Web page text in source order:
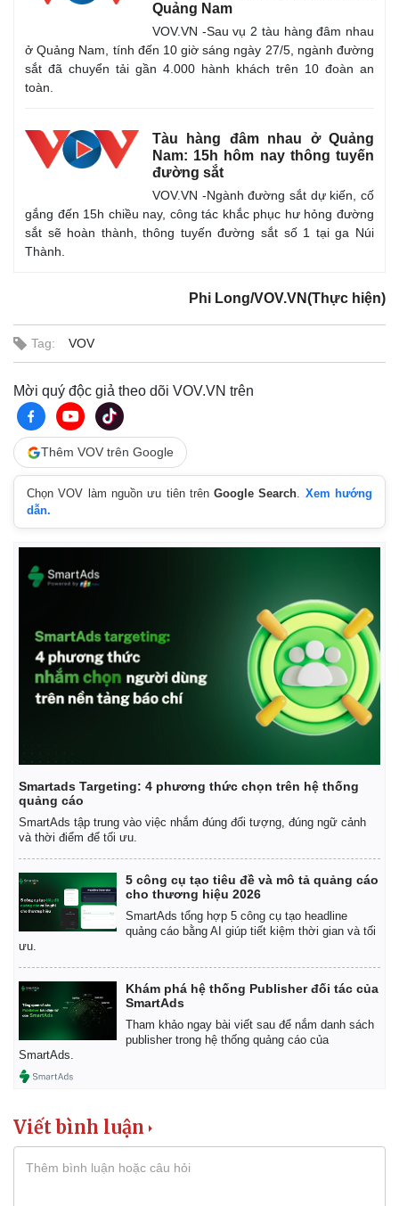
Tư vấn luật
Vũ khí
Việt Nam
Phân tích
Quảng Nam
VOV.VN -Sau vụ 2 tàu hàng đâm nhau
ở Quảng Nam, tính đến 10 giờ sáng ngày 27/5, ngành đường
sắt đã chuyển tải gần 4.000 hành khách trên 10 đoàn an
toàn.
Tàu hàng đâm nhau ở Quảng
Nam: 15h hôm nay thông tuyến
đường sắt
VOV.VN -Ngành đường sắt dự kiến, cố
gắng đến 15h chiều nay, công tác khắc phục hư hỏng đường
sắt sẽ hoàn thành, thông tuyến đường sắt số 1 tại ga Núi
Thành.
Phi Long/VOV.VN(Thực hiện)
Tag: VOV
Mời quý độc giả theo dõi VOV.VN trên
Thêm VOV trên Google
Chọn VOV làm nguồn ưu tiên trênGoogle Search. Xem hướng
dẫn.
Smartads Targeting: 4 phương thức chọn trên hệ thống
quảng cáo
SmartAds tập trung vào việc nhắm đúng đối tượng, đúng ngữ cảnh
và thời điểm để tối ưu.
5 công cụ tạo tiêu đề và mô tả quảng cáo
cho thương hiệu 2026
SmartAds tổng hợp 5 công cụ tạo headline
quảng cáo bằng AI giúp tiết kiệm thời gian và tối
ưu.
Khám phá hệ thống Publisher đối tác của
SmartAds
Tham khảo ngay bài viết sau để nắm danh sách
publisher trong hệ thống quảng cáo của
SmartAds.
Viết bình luận